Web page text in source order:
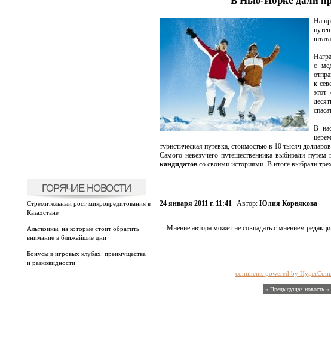
ГОРЯЧИЕ НОВОСТИ
Стремительный рост микрокредитования в
Казахстане
Альткоины, на которые стоит обратить
внимание в ближайшие дни
Бонусы в игровых клубах: преимущества
и разновидности
На
с
к
В
туристическая путевка, стоимостью в 10 тысяч
Самого невезучего путешественника выбирали путем
кандидатовсо своими историями. В итоге выбрали
24 января 2011 г. 11:41 Автор: Юлия Корвякова
Мнение автора может не совпадать с мнением
comments powered by
« Предыдущая новость «